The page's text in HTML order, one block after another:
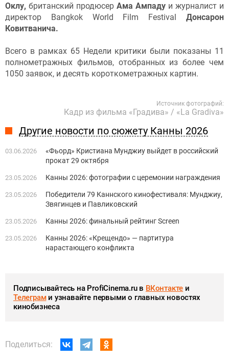
Оклу, британский продюсер Ама Ампаду и журналист и
директор Bangkok World Film Festival Донсарон
Ковитванича.
Всего в рамках 65 Недели критики были показаны 11
полнометражных фильмов, отобранных из более чем
1050 заявок, и десять короткометражных картин.
Источник фотографий:
Кадр из фильма «Градива» / «La Gradiva»
Другие новости по сюжету Канны 2026
03.06.2026
«Фьорд» Кристиана Мунджиу выйдет в российский
прокат 29 октября
23.05.2026 Канны 2026: фотографии с церемонии награждения
23.05.2026
Победители 79 Каннского кинофестиваля: Мунджиу,
Звягинцев и Павликовский
23.05.2026 Канны 2026: финальный рейтинг Screen
23.05.2026
Канны 2026: «Крещендо» — партитура
нарастающего конфликта
Подписывайтесь на ProfiCinema.ru в ВКонтакте и
Телеграми узнавайте первыми о главных новостях
кинобизнеса
Поделиться: